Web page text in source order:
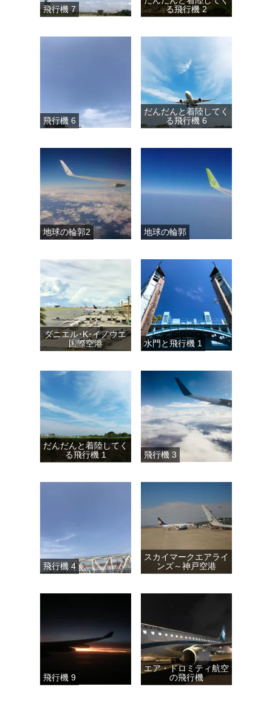
飛行機 7
る飛行機 2
飛行機 6
だんだんと着陸してく
る飛行機 6
地球の輪郭2 地球の輪郭
ダニエル･K･イノウエ
国際空港
水門と飛行機 1
だんだんと着陸してく
る飛行機 1
飛行機 3
飛行機 4
スカイマークエアライ
ンズ～神戸空港
飛行機 9
エア・ドロミティ航空
の飛行機